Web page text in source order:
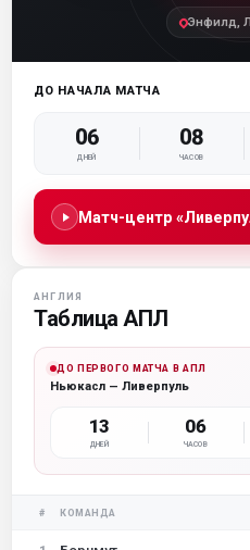
Энфилд,
ДО НАЧАЛА МАТЧА
06
ДНЕЙ
08
ЧАСОВ
Матч-центр
АНГЛИЯ
Таблица АПЛ
ДО ПЕРВОГО МАТЧА В АПЛ
Ньюкасл — Ливерпуль
13
ДНЕЙ
06
ЧАСОВ
# КОМАНДА